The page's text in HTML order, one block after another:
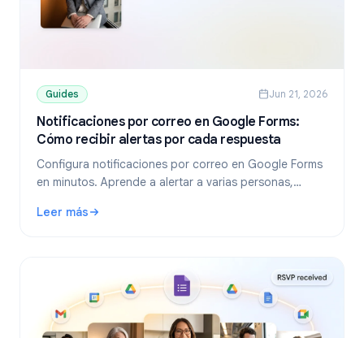
Guides Jun 21, 2026
Notificaciones por correo en Google Forms:
Cómo recibir alertas por cada respuesta
Configura notificaciones por correo en Google Forms
en minutos. Aprende a alertar a varias personas,
solucionar problemas si las alertas no llegan.
Leer más
: Notificaciones por correo en Google Forms: Cómo